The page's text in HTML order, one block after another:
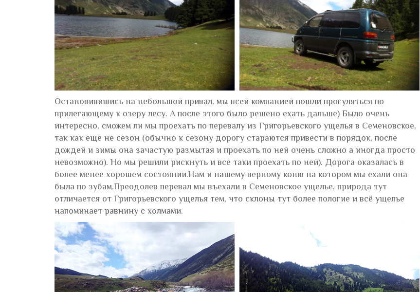
Остановивишись на небольшой привал, мы всей компанией пошли прогуляться по
прилегающему к озеру лесу. А после этого было решено ехать дальше) Было очень
интересно, сможем ли мы проехать по перевалу из Григорьевского ущелья в Семеновское,
так как еще не сезон (обычно к сезону дорогу стараются привести в порядок, после
дождей и зимы она зачастую размытая и проехать по ней очень сложно а иногда просто
невозможно). Но мы решили рискнуть и все таки проехать по ней). Дорога оказалась в
более менее хорошем состоянии.Нам и нашему верному коню на котором мы ехали она
была по зубам.Преодолев перевал мы въехали в Семеновское ущелье, природа тут
отличается от Григорьевского ущелья тем, что склоны тут более пологие и всё ущелье
напоминает равнину с холмами.